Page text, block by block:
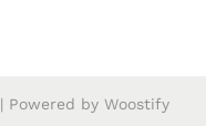
| Powered by Woostify